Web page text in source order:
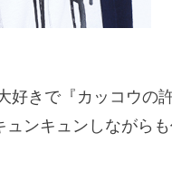
好きで『カッコウの
ンキュンしながら